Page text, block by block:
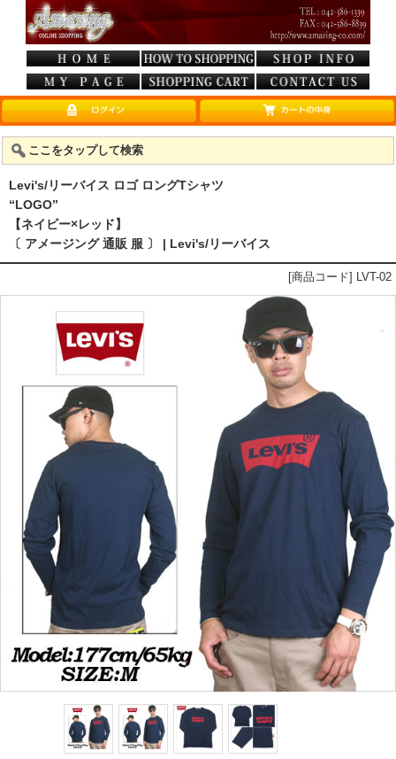
ここをタップして検索
Levi's/リーバイス ロゴ ロングTシャツ
“LOGO”
【ネイビー×レッド】
〔 アメージング 通販 服 〕 | Levi's/リーバイス
[商品コード] LVT-02